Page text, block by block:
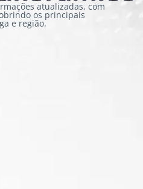
atualizadas, com
os principais
e região.